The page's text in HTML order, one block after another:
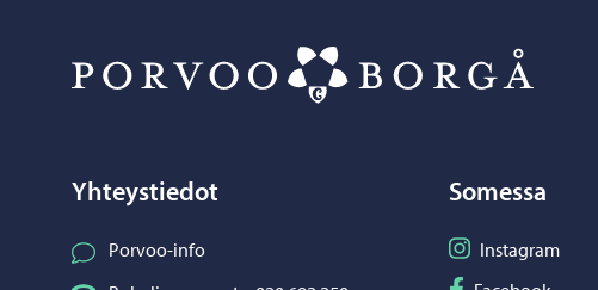
Yhteystiedot
Porvoo-info
Somessa
Seuraa Instagram
Instagram